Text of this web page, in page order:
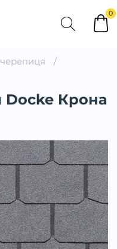
0
/
Docke Крона